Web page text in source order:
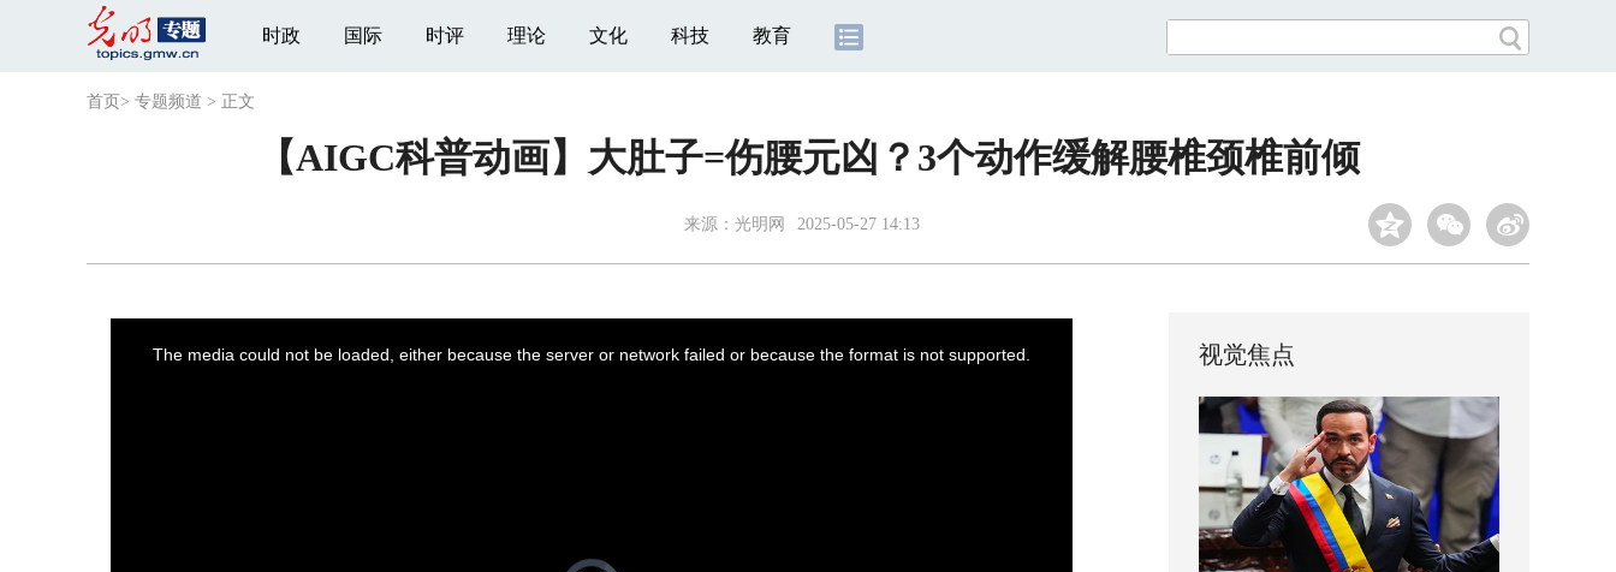
时政 国际 时评 理论 文化 科技 教育
首页 > 专题频道 > 正文
【AIGC科普动画】大肚子=伤腰元凶？3个动作缓解腰椎颈椎前倾
来源： 光明网 2025-05-27 14:13
The media could not be loaded, either because the server or network failed or because the format is not supported. 视觉焦点